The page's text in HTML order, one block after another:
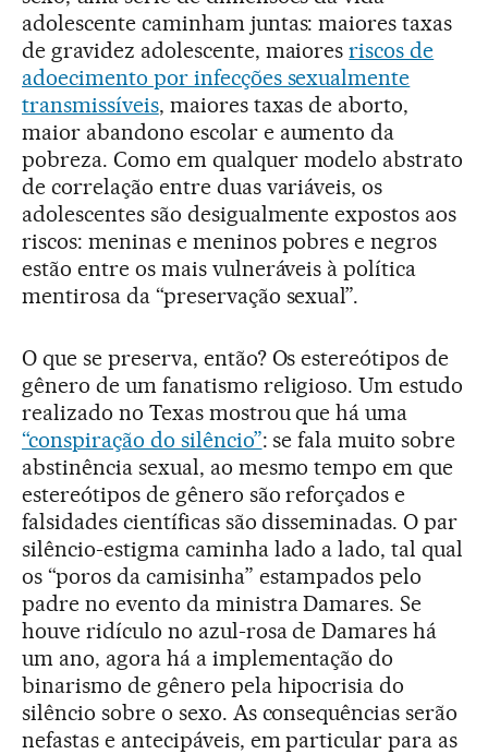
adolescente caminham juntas: maiores taxas
de gravidez adolescente, maioresriscos de
adoecimento por infecções sexualmente
transmissíveis, maiores taxas de aborto,
maior abandono escolar e aumento da
pobreza. Como em qualquer modelo abstrato
de correlação entre duas variáveis, os
adolescentes são desigualmente expostos aos
riscos: meninas e meninos pobres e negros
estão entre os mais vulneráveis à política
mentirosa da “preservação sexual”.
O que se preserva, então? Os estereótipos de
gênero de um fanatismo religioso. Um estudo
realizado no Texas mostrou que há uma
“conspiração do silêncio”: se fala muito sobre
abstinência sexual, ao mesmo tempo em que
estereótipos de gênero são reforçados e
falsidades científicas são disseminadas. O par
silêncio-estigma caminha lado a lado, tal qual
os “poros da camisinha” estampados pelo
padre no evento da ministra Damares. Se
houve ridículo no azul-rosa de Damares há
um ano, agora há a implementação do
binarismo de gênero pela hipocrisia do
silêncio sobre o sexo. As consequências serão
nefastas e antecipáveis, em particular para as